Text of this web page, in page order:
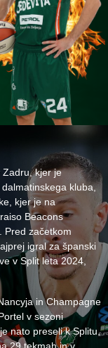
Zadru, kjer je
kluba,
kjer je na
Beacons
Pred začetkom
igral za španski
v Split leta 2024,
in Champagne
v sezoni
nato preseli k Splitu,